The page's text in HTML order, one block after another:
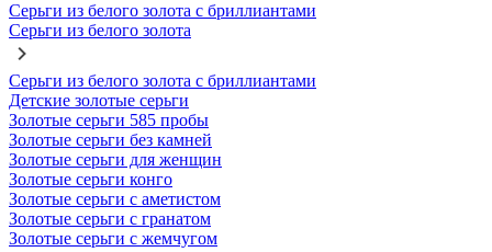
Серьги из белого золота с бриллиантами
Серьги из белого золота
Серьги из белого золота с бриллиантами
Детские золотые серьги
Золотые серьги 585 пробы
Золотые серьги без камней
Золотые серьги для женщин
Золотые серьги конго
Золотые серьги с аметистом
Золотые серьги с гранатом
Золотые серьги с жемчугом